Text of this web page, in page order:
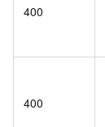
400
400